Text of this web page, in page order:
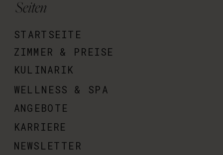
STARTSEITE
Seiten
ZIMMER & PREISE
WELLNESS & SPA
ANGEBOTE
KULINARIK
KARRIERE
NEWSLETTER